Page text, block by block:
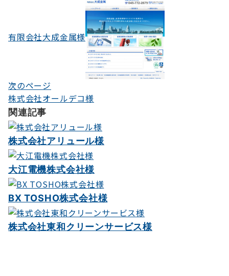
ビ
ー
シ
ョ
ン
有限会社大成金属様
次のページ
株式会社オールデコ様
関連記事
株式会社アリュール様
大江電機株式会社様
BX TOSHO株式会社様
株式会社東和クリーンサービス様